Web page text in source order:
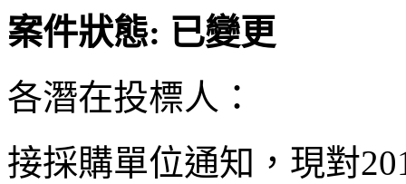
案件狀態: 已變更
各潛在投標人：
接採購單位通知，現對